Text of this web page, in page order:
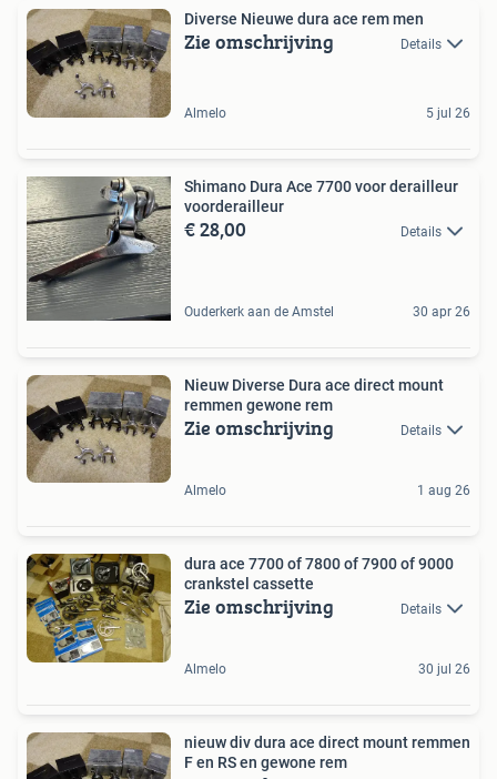
Diverse Nieuwe dura ace rem men
Zie omschrijving Details
Almelo 5 jul 26
Shimano Dura Ace 7700 voor derailleur
voorderailleur
€ 28,00 Details
Ouderkerk aan de Amstel 30 apr 26
Nieuw Diverse Dura ace direct mount
remmen gewone rem
Zie omschrijving Details
Almelo 1 aug 26
dura ace 7700 of 7800 of 7900 of 9000
crankstel cassette
Zie omschrijving Details
Almelo 30 jul 26
nieuw div dura ace direct mount remmen
F en RS en gewone rem